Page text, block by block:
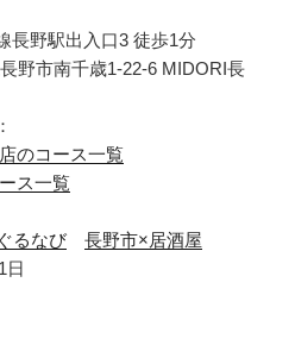
長野駅出入口3 徒歩1分
野市南千歳1-22-6 MIDORI長
のコース一覧
ス一覧
ぐるなび
長野市×居酒屋
日